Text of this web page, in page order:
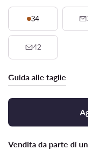
34
42
Guida alle taglie
Vendita da parte di